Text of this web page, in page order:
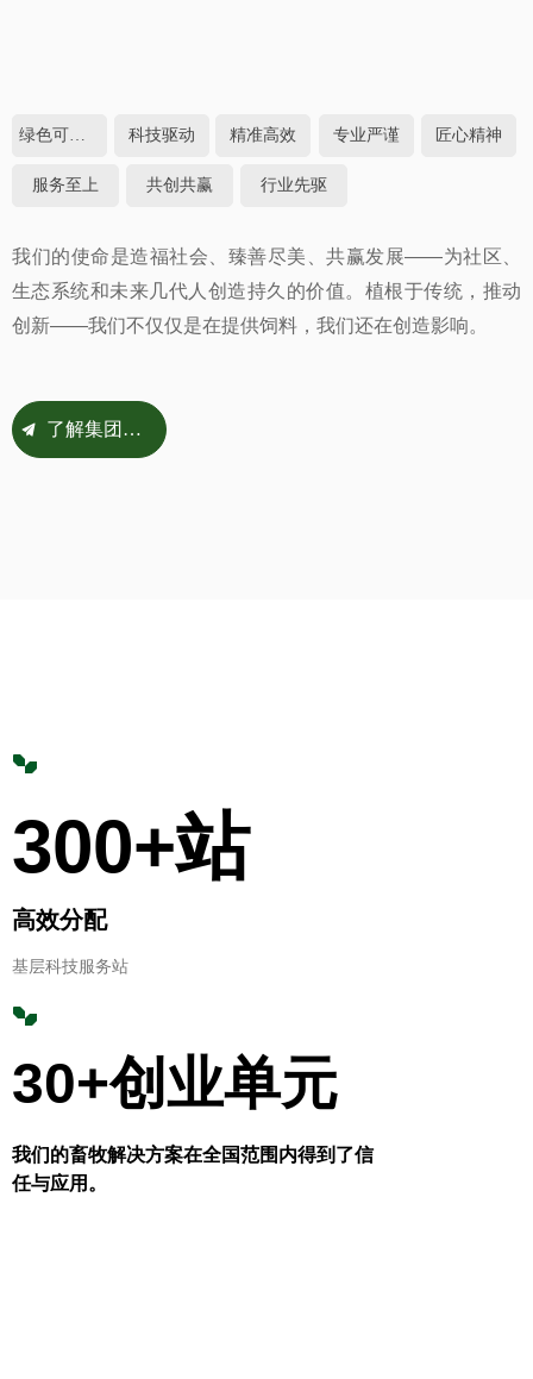
绿色可持续 科技驱动 精准高效 专业严谨 匠心精神
服务至上 共创共赢 行业先驱
我们的使命是造福社会、臻善尽美、共赢发展——为社区、
生态系统和未来几代人创造持久的价值。植根于传统，推动
创新——我们不仅仅是在提供饲料，我们还在创造影响。
끔 了解集团故事
300+站
高效分配
基层科技服务站
30+创业单元
我们的畜牧解决方案在全国范围内得到了信
任与应用。